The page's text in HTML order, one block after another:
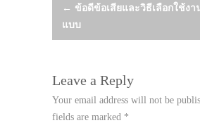
Post
navigation
← ข้อดีข้อเสียและวิธีเลือกใช้ง
แบบ
Leave a Reply
Your email address will not be
fields are marked *